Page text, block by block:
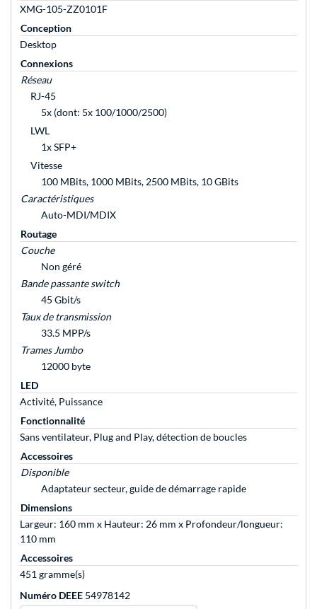
XMG-105-ZZ0101F
Conception
Desktop
Connexions
Réseau
RJ-45
5x (dont: 5x 100/1000/2500)
LWL
1x SFP+
Vitesse
100 MBits, 1000 MBits, 2500 MBits, 10 GBits
Caractéristiques
Auto-MDI/MDIX
Routage
Couche
Non géré
Bande passante switch
45 Gbit/s
Taux de transmission
33.5 MPP/s
Trames Jumbo
12000 byte
LED
Activité, Puissance
Fonctionnalité
Sans ventilateur, Plug and Play, détection de boucles
Accessoires
Disponible
Adaptateur secteur, guide de démarrage rapide
Dimensions
Largeur: 160 mm x Hauteur: 26 mm x Profondeur/longueur:
110 mm
Accessoires
451 gramme(s)
Numéro DEEE 54978142